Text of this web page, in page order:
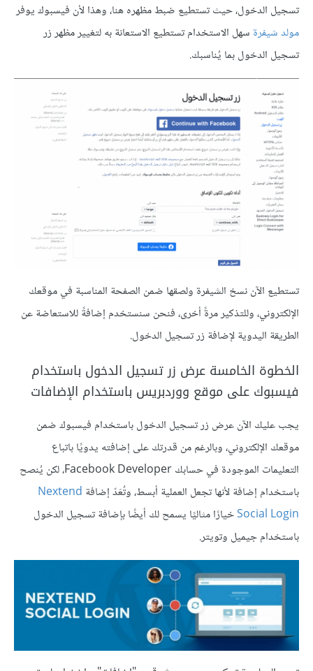
تسجيل الدخول، حيث تستطيع ضبط مظهره هنا، وهذا لأن فيسبوك يوفر
مولد شيفرة سهل الاستخدام تستطيع الاستعانة به لتغيير مظهر زر
تسجيل الدخول بما يُناسبك.
تستطيع الآن نسخ الشيفرة ولصقها ضمن الصفحة المناسبة في موقعك
الإلكتروني، وللتذكير مرةً أخرى، فنحن سنستخدم إضافةً للاستعاضة عن
الطريقة اليدوية لإضافة زر تسجيل الدخول.
الخطوة الخامسة عرض زر تسجيل الدخول باستخدام
فيسبوك على موقع ووردبريس باستخدام الإضافات
يجب عليك الآن عرض زر تسجيل الدخول باستخدام فيسبوك ضمن
موقعك الإلكتروني، وبالرغم من قدرتك على إضافته يدويًا باتباع
التعليمات الموجودة في حسابك Facebook Developer، لكن يُنصح
باستخدام إضافة لأنها تجعل العملية أبسط، وتُعَدّ إضافة Nextend
Social Loginخيارًا مثاليًا يسمح لك أيضًا بإضافة تسجيل الدخول
باستخدام جيميل وتويتر.